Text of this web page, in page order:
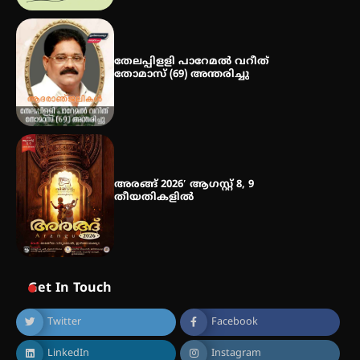
തേലപ്പിളളി പാറേമൽ വറീത്
തോമാസ് (69) അന്തരിച്ചു
അരങ്ങ് 2026′ ആഗസ്റ്റ് 8, 9
തീയതികളിൽ
Get In Touch
Twitter Facebook
LinkedIn Instagram